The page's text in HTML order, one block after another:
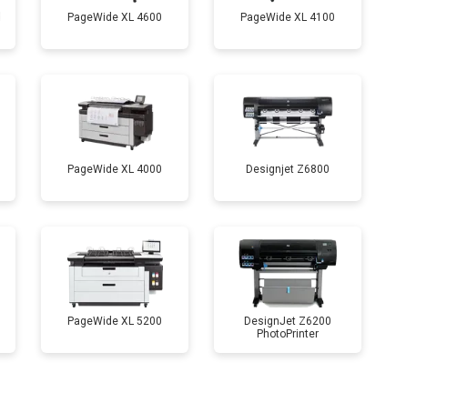
PageWide XL 4600 PageWide XL 4100
PageWide XL 4000 Designjet Z6800
PageWide XL 5200
DesignJet Z6200
PhotoPrinter